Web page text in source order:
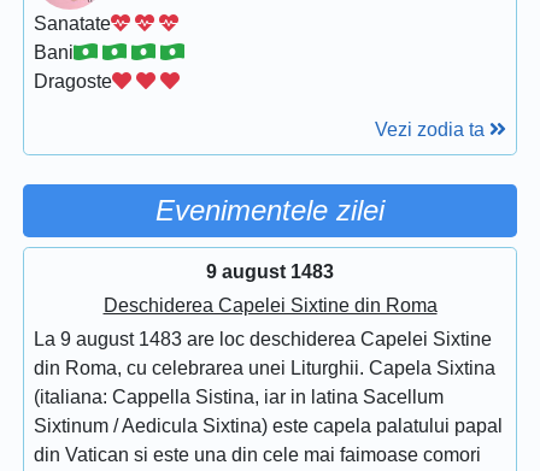
Sanatate
Bani
Dragoste
Vezi zodia ta
Evenimentele zilei
9 august 1483
Deschiderea Capelei Sixtine din Roma
La 9 august 1483 are loc deschiderea Capelei Sixtine
din Roma, cu celebrarea unei Liturghii. Capela Sixtina
(italiana: Cappella Sistina, iar in latina Sacellum
Sixtinum / Aedicula Sixtina) este capela palatului papal
din Vatican si este una din cele mai faimoase comori